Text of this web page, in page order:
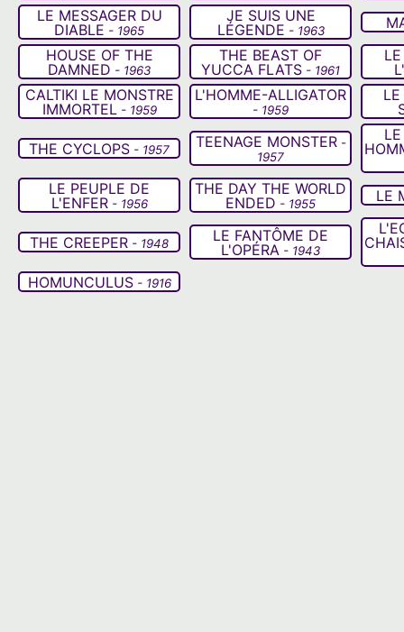
LE MESSAGER DU
DIABLE - 1965
JE SUIS UNE
LÉGENDE - 1963
HOUSE OF THE
DAMNED - 1963
THE BEAST OF
YUCCA FLATS - 1961
CALTIKI LE MONSTRE
IMMORTEL - 1959
L'HOMME-ALLIGATOR
- 1959
THE CYCLOPS - 1957 TEENAGE MONSTER-
1957
LE PEUPLE DE
L'ENFER- 1956
THE DAY THE WORLD
ENDED - 1955 LE
THE CREEPER - 1948
LE FANTÔME DE
L'OPÉRA - 1943
HOMUNCULUS- 1916